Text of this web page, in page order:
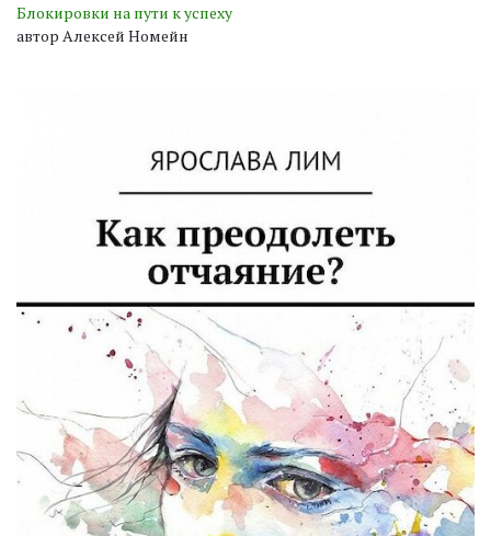
Блокировки на пути к успеху
автор Алексей Номейн